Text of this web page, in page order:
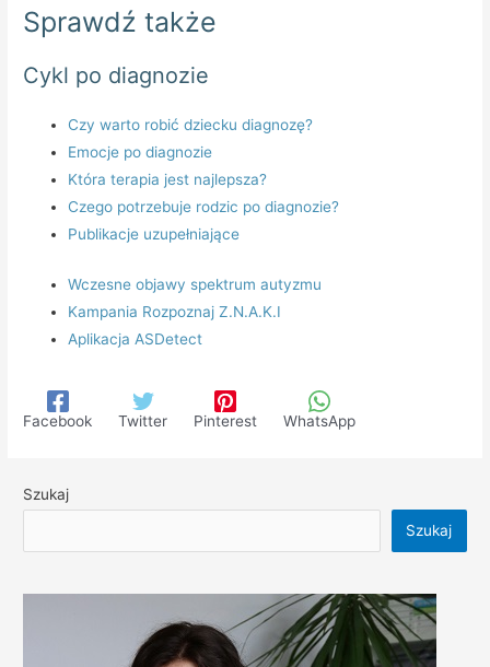
Sprawdź także
Cykl po diagnozie
Czy warto robić dziecku diagnozę?
Emocje po diagnozie
Która terapia jest najlepsza?
Czego potrzebuje rodzic po diagnozie?
Publikacje uzupełniające
Wczesne objawy spektrum autyzmu
Kampania Rozpoznaj Z.N.A.K.I
Aplikacja ASDetect
Facebook Twitter Pinterest WhatsApp
Szukaj
Szukaj